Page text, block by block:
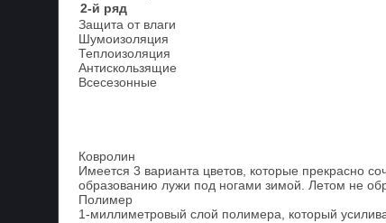
2-й ряд
Защита от влаги
Шумоизоляция
Теплоизоляция
Антискользящие
Всесезонные
Ковролин
Имеется 3 варианта цветов, которые прекрасно
образованию лужи под ногами зимой. Летом не
Полимер
1-миллиметровый слой полимера, который